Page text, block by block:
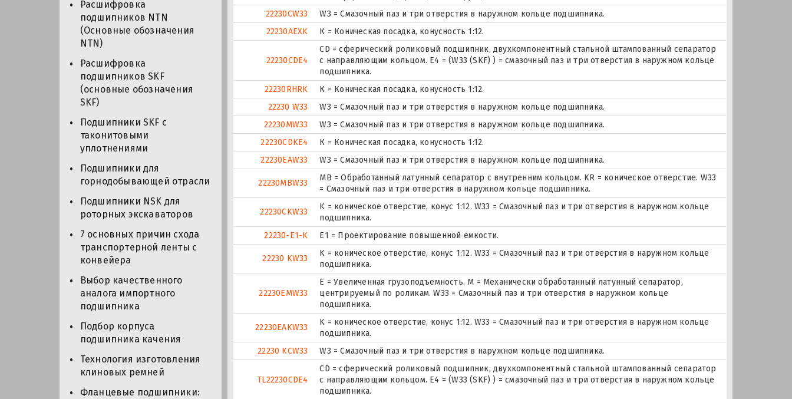
Расшифровка
подшипников NTN
(Основные обозначения
NTN)
Расшифровка
подшипников SKF
(основные обозначения
SKF)
Подшипники SKF с
таконитовыми
уплотнениями
Подшипники для
горнодобывающей отрасли
Подшипники NSK для
роторных экскаваторов
7 основных причин схода
транспортерной ленты с
конвейера
Выбор качественного
аналога импортного
подшипника
Подбор корпуса
подшипника качения
Технология изготовления
клиновых ремней
Фланцевые подшипники:
22230CW33
W3 = Смазочный паз и три отверстия в наружном кольце подшипника.
22230AEXK
К = Коническая посадка, конусность 1:12.
22230CDE4
CD = сферический роликовый подшипник, двухкомпонентный стальной штампованный сепаратор
с направляющим кольцом. E4 = (W33 (SKF) ) = смазочный паз и три отверстия в наружном кольце
подшипника.
22230RHRK
К = Коническая посадка, конусность 1:12.
22230 W33
W3 = Смазочный паз и три отверстия в наружном кольце подшипника.
22230MW33
W3 = Смазочный паз и три отверстия в наружном кольце подшипника.
22230CDKE4
К = Коническая посадка, конусность 1:12.
22230EAW33
W3 = Смазочный паз и три отверстия в наружном кольце подшипника.
22230MBW33
MB = Обработанный латунный сепаратор с внутренним кольцом. KR = коническое отверстие. W33
= Смазочный паз и три отверстия в наружном кольце подшипника.
22230CKW33
K = коническое отверстие, конус 1:12. W33 = Смазочный паз и три отверстия в наружном кольце
подшипника.
22230-E1-K
E1 = Проектирование повышенной емкости.
22230 KW33
K = коническое отверстие, конус 1:12. W33 = Смазочный паз и три отверстия в наружном кольце
подшипника.
22230EMW33
E = Увеличенная грузоподъемность. М = Механически обработанный латунный сепаратор,
центрируемый по роликам. W33 = Смазочный паз и три отверстия в наружном кольце
подшипника.
22230EAKW33
K = коническое отверстие, конус 1:12. W33 = Смазочный паз и три отверстия в наружном кольце
подшипника.
22230 KCW33
W3 = Смазочный паз и три отверстия в наружном кольце подшипника.
TL22230CDE4
CD = сферический роликовый подшипник, двухкомпонентный стальной штампованный сепаратор
с направляющим кольцом. E4 = (W33 (SKF) ) = смазочный паз и три отверстия в наружном кольце
подшипника.